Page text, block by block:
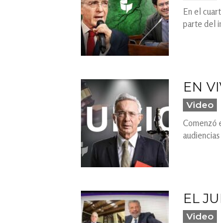
En el
parte del
EN
Video
Comenzó
EL
Video